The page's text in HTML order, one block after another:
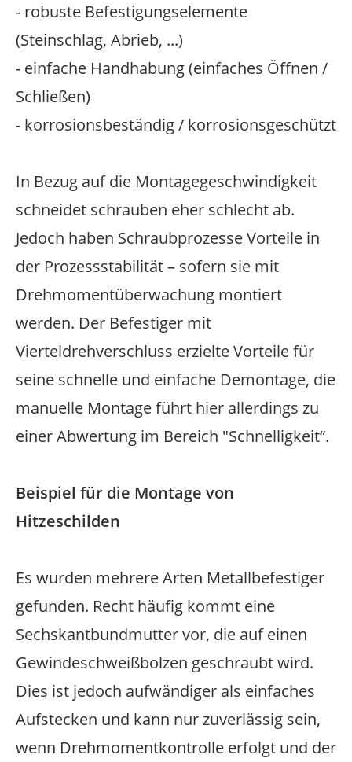
- robuste Befestigungselemente
(Steinschlag, Abrieb, ...)
- einfache Handhabung (einfaches Öffnen /
Schließen)
- korrosionsbeständig / korrosionsgeschützt
In Bezug auf die Montagegeschwindigkeit
schneidet schrauben eher schlecht ab.
Jedoch haben Schraubprozesse Vorteile in
der Prozessstabilität – sofern sie mit
Drehmomentüberwachung montiert
werden. Der Befestiger mit
Vierteldrehverschluss erzielte Vorteile für
seine schnelle und einfache Demontage, die
manuelle Montage führt hier allerdings zu
einer Abwertung im Bereich "Schnelligkeit“.
Beispiel für die Montage von
Hitzeschilden
Es wurden mehrere Arten Metallbefestiger
gefunden. Recht häufig kommt eine
Sechskantbundmutter vor, die auf einen
Gewindeschweißbolzen geschraubt wird.
Dies ist jedoch aufwändiger als einfaches
Aufstecken und kann nur zuverlässig sein,
wenn Drehmomentkontrolle erfolgt und der